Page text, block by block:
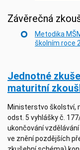
Závěrečná
Metodika
školním roce
Jednotné
maturitní
Ministerstvo školství,
odst. 5 vyhlášky č.
ukončování
ve znění pozdějších